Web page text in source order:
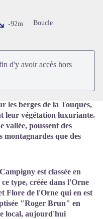
l'image en plein écran
-92m
Boucle
d'y avoir accès hors
les berges de la Touques,
leur végétation luxuriante.
vallée, poussent des
montagnardes que des
est classée en
type, créée dans l'Orne
Flore de l'Orne qui en est
"Roger Brun" en
local, aujourd'hui